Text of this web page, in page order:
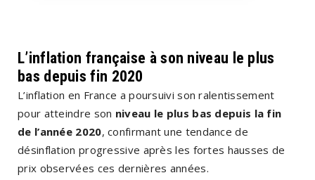
L’inflation française à son niveau le plus
bas depuis fin 2020
L’inflation en France a poursuivi son ralentissement
pour atteindre son niveau le plus bas depuis la fin
de l’année 2020, confirmant une tendance de
désinflation progressive après les fortes hausses de
prix observées ces dernières années.